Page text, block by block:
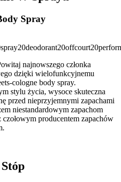
Spray
najnowszego członka
dzięki wielofunkcyjnemu
cologne body spray.
stylu życia, wysoce skuteczna
przed nieprzyjemnymi zapachami
niestandardowym zapachom
producentem zapachów